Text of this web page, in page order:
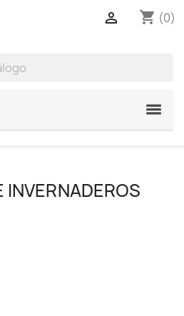
shopping_cart (0)

INVERNADEROS